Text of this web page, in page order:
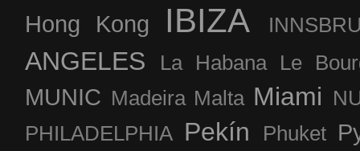
Hong Kong IBIZA
ANGELES La Habana Le
MUNIC Madeira Malta Miami
PHILADELPHIA Pekín Phuket